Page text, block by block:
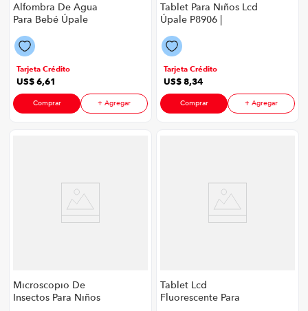
Alfombra De Agua
Para Bebé Úpale
Tarjeta Crédito
US$6,61
Comprar + Agregar
Tablet Para Niños Lcd
Úpale P8906 |
Celeste
Tarjeta Crédito
US$8,34
Comprar + Agregar
Microscopio De
Insectos Para Niños
Tablet Lcd
Fluorescente Para